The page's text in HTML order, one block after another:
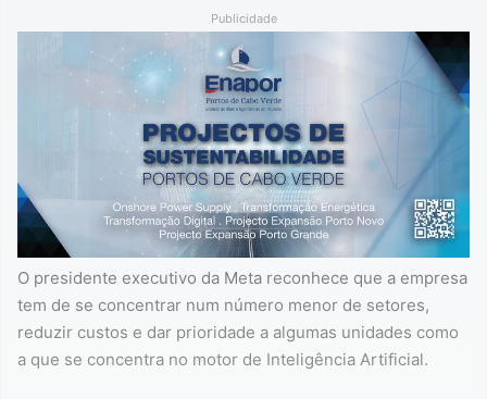
Publicidade
O presidente executivo da Meta reconhece que a empresa
tem de se concentrar num número menor de setores,
reduzir custos e dar prioridade a algumas unidades como
a que se concentra no motor de Inteligência Artificial.